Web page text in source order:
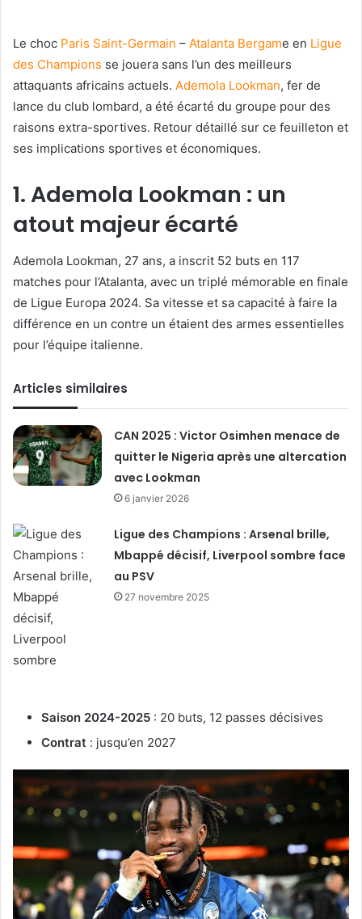
Le choc Paris Saint-Germain – Atalanta Bergame en Ligue
des Champions se jouera sans l’un des meilleurs
attaquants africains actuels. Ademola Lookman, fer de
lance du club lombard, a été écarté du groupe pour des
raisons extra-sportives. Retour détaillé sur ce feuilleton et
ses implications sportives et économiques.
1. Ademola Lookman : un
atout majeur écarté
Ademola Lookman, 27 ans, a inscrit 52 buts en 117
matches pour l’Atalanta, avec un triplé mémorable en finale
de Ligue Europa 2024. Sa vitesse et sa capacité à faire la
différence en un contre un étaient des armes essentielles
pour l’équipe italienne.
Articles similaires
CAN 2025 : Victor Osimhen menace de
quitter le Nigeria après une altercation
avec Lookman
6 janvier 2026
Ligue des Champions : Arsenal brille,
Mbappé décisif, Liverpool sombre face
au PSV
27 novembre 2025
Saison 2024-2025 : 20 buts, 12 passes décisives
Contrat : jusqu’en 2027